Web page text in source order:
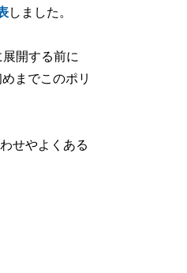
しました。
開する前に
までこのポリ
せやよくある